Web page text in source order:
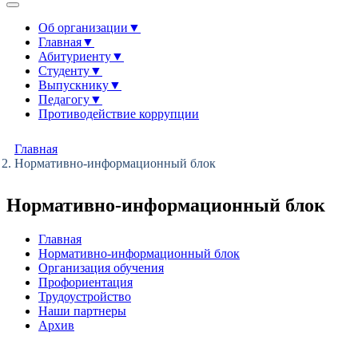
Об организации ▼
Главная▼
Абитуриенту▼
Студенту▼
Выпускнику▼
Педагогу▼
Противодействие коррупции
Главная
Нормативно-информационный блок
Нормативно-информационный блок
Главная
Нормативно-информационный блок
Организация обучения
Профориентация
Трудоустройство
Наши партнеры
Архив